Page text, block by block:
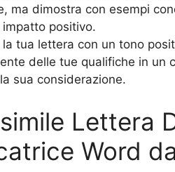
ma dimostra con esempi
impatto positivo.
la tua lettera con un tono
delle tue qualifiche in un
sua considerazione.
Lettera
Word